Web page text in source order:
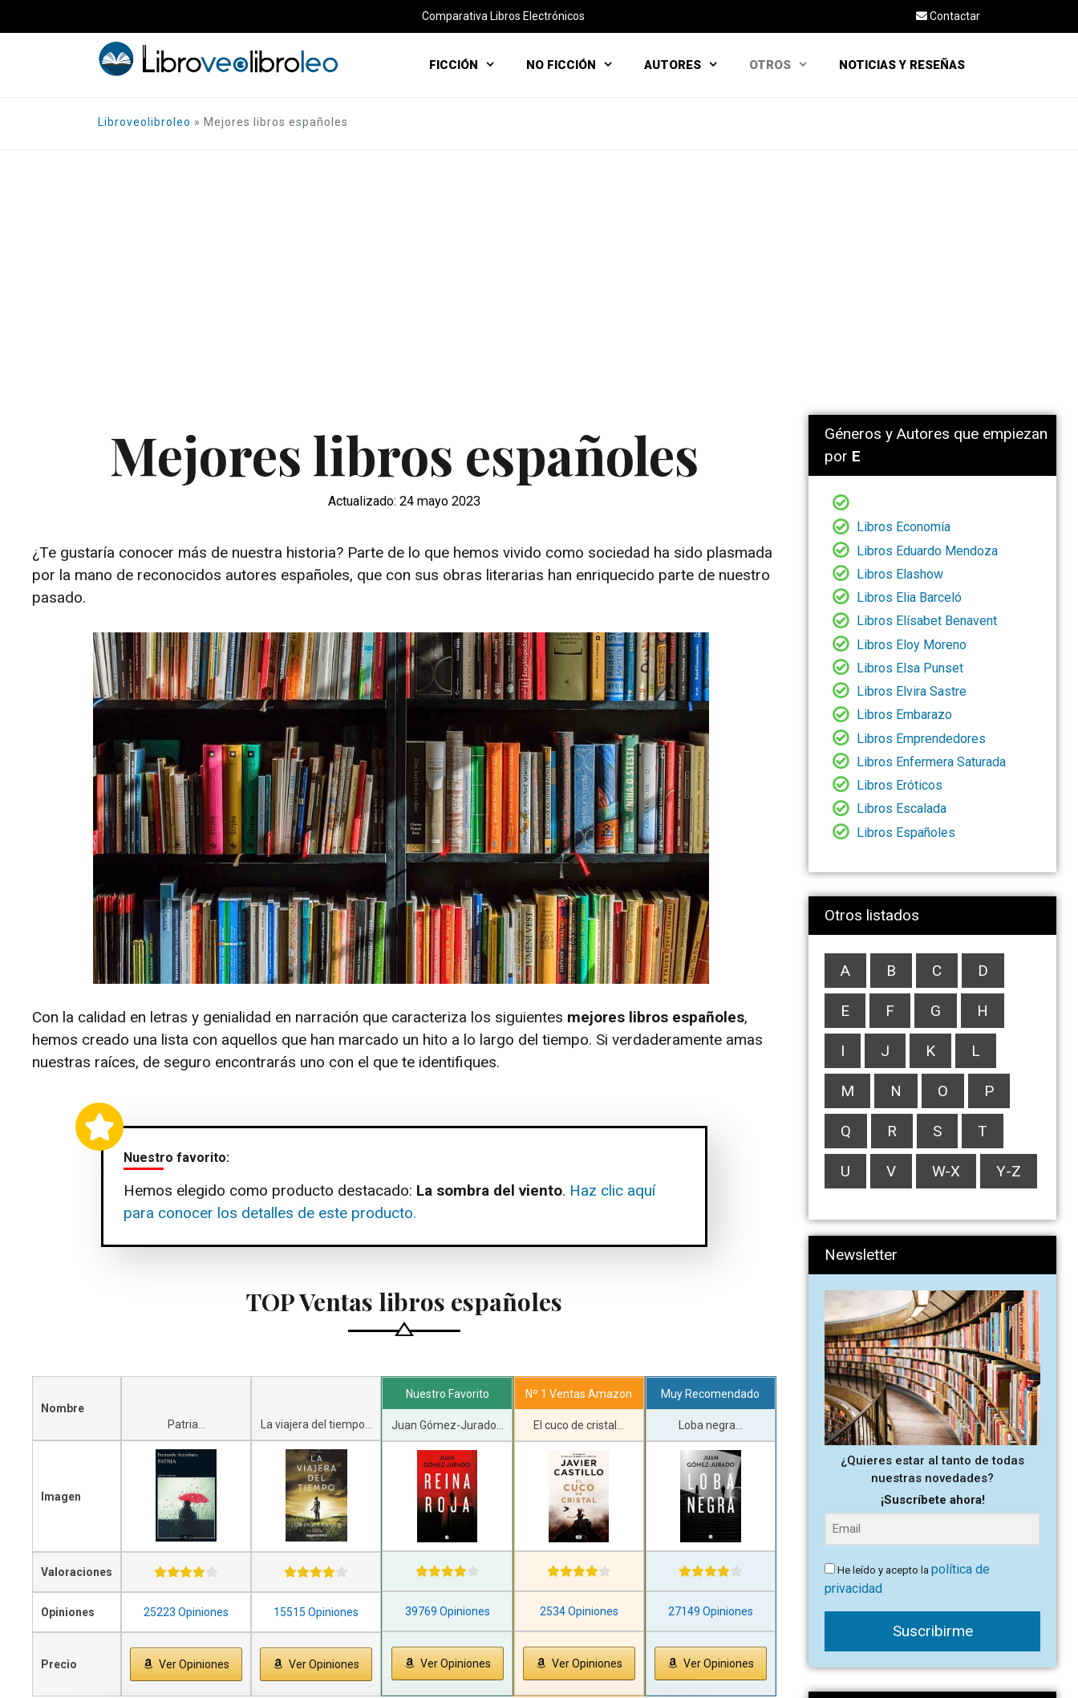
al
Comparativa Libros Electrónicos Contactar
FICCIÓN NO FICCIÓN AUTORES OTROS NOTICIAS Y RESEÑAS
Libroveolibroleo » Mejores libros españoles
Mejores libros españoles
Actualizado: 24 mayo 2023
¿Te gustaría conocer más de nuestra historia? Parte de lo que hemos vivido como sociedad ha sido plasmada
por la mano de reconocidos autores españoles, que con sus obras literarias han enriquecido parte de nuestro
pasado.
Con la calidad en letras y genialidad en narración que caracteriza los siguientes mejores libros españoles,
hemos creado una lista con aquellos que han marcado un hito a lo largo del tiempo. Si verdaderamente amas
nuestras raíces, de seguro encontrarás uno con el que te identifiques.
Nuestro favorito:
Hemos elegido como producto destacado: La sombra del viento. Haz clic aquí
para conocer los detalles de este producto.
TOP Ventas libros españoles
Nombre
Imagen
Valoraciones
Opiniones
Precio
Patria...
25223 Opiniones
Ver Opiniones
La viajera del tiempo...
15515 Opiniones
Ver Opiniones
Nuestro Favorito
Juan Gómez-Jurado...
39769 Opiniones
Ver Opiniones
Nº 1 Ventas Amazon
El cuco de cristal...
2534 Opiniones
Ver Opiniones
Muy Recomendado
Loba negra...
27149 Opiniones
Ver Opiniones
Géneros y Autores que empiezan
por E
Libros Economía
Libros Eduardo Mendoza
Libros Elashow
Libros Elia Barceló
Libros Elísabet Benavent
Libros Eloy Moreno
Libros Elsa Punset
Libros Elvira Sastre
Libros Embarazo
Libros Emprendedores
Libros Enfermera Saturada
Libros Eróticos
Libros Escalada
Libros Españoles
Otros listados
A B C D
E F G H
I J K L
M N O P
Q R S T
U V W-X Y-Z
Newsletter
¿Quieres estar al tanto de todas
nuestras novedades?
¡Suscríbete ahora!
He leído y acepto la política de
privacidad
Suscribirme